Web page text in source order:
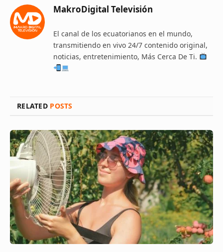
MakroDigital Televisión
El canal de los ecuatorianos en el mundo,
transmitiendo en vivo 24/7 contenido original,
noticias, entretenimiento, Más Cerca De Ti.
RELATED POSTS